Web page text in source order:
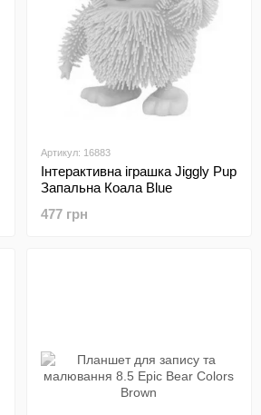
Артикул: 16883
Інтерактивна іграшка Jiggly Pup
Запальна Коала Blue
477 грн